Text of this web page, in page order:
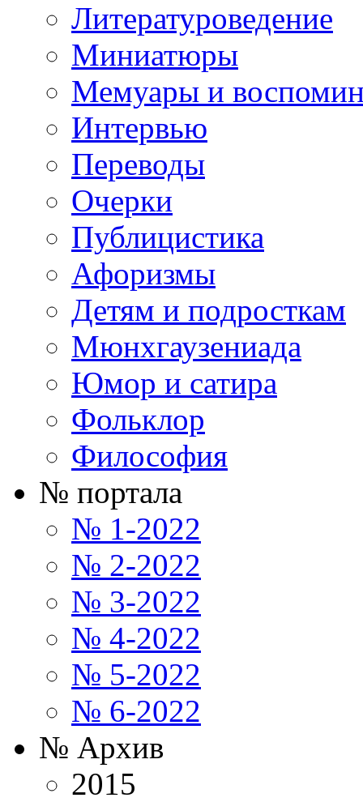
Литературоведение
Миниатюры
Мемуары и
Интервью
Переводы
Очерки
Публицистика
Афоризмы
Детям и подросткам
Мюнхгаузениада
Юмор и сатира
Фольклор
Философия
№ портала
№ 1-2022
№ 2-2022
№ 3-2022
№ 4-2022
№ 5-2022
№ 6-2022
№ Архив
2015